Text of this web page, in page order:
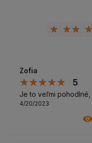
Zofia
5
Je to veľmi
4/20/2023